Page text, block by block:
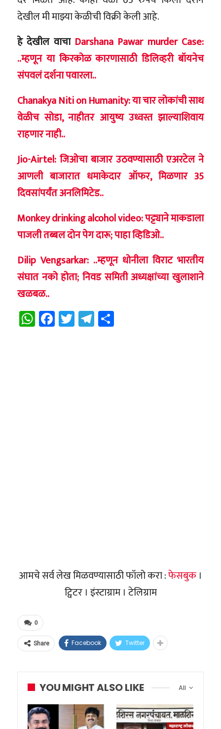
देखील मी माझ्या केळीची विक्री केली आहे.
हे देखील वाचा Darshana Pawar murder Case:
..म्हणून या किरकोळ कारणासाठी डिलिव्हरी बॉयनेच
संपवलं दर्शना पवारला..
Chanakya Niti on Humanity: या चार लोकांची साथ
वेळीच सोडा, नाहीतर आयुष्य उध्वस्त झाल्याशिवाय
राहणार नाही..
Jio-Airtel: जिओचा बाजार उठवण्यासाठी एअरटेल ने
आणली बाजारात धमाकेदार ऑफर, मिळणार 35
दिवसांपर्यंत अनलिमिटेड..
Monkey drinking alcohol video: पट्ट्याने माकडाला
पाजली तब्बल दोन पेग दारू; पाहा व्हिडिओ..
Dilip Vengsarkar: ..म्हणून धोनीला विराट भारतीय
संघात नको होता; निवड समिती अध्यक्षांच्या खुलाशाने
खळबळ..
WhatsApp
Facebook
TwitterTelegram
आमचे सर्व लेख मिळवण्यासाठी फॉलो करा :फेसबुक ।
ट्विटर । इंस्टाग्राम । टेलिग्राम
0
Share Facebook Twitter
All
YOU MIGHT ALSO LIKE